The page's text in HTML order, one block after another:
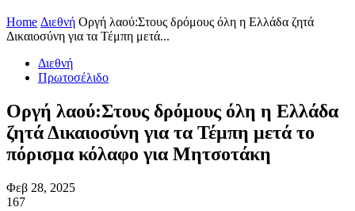
Home Διεθνή Οργή λαού:Στους δρόμους όλη η Ελλάδα ζητά
Δικαιοσύνη για τα Τέμπη μετά...
Διεθνή
Πρωτοσέλιδο
Οργή λαού:Στους δρόμους όλη η Ελλάδα
ζητά Δικαιοσύνη για τα Τέμπη μετά το
πόρισμα κόλαφο για Μητσοτάκη
Φεβ 28, 2025
167